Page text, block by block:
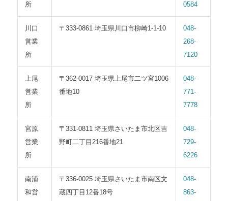
所
0584
川口
営業
所
〒333-0861 埼玉県川口市柳崎1-1-10
048-
268-
7120
上尾
営業
所
〒362-0017 埼玉県上尾市二ツ宮1006
番地10
048-
771-
7778
宮原
営業
所
〒331-0811 埼玉県さいたま市北区吉
野町二丁目216番地21
048-
729-
6226
南浦
和営
〒336-0025 埼玉県さいたま市南区文
蔵四丁目12番18号
048-
863-